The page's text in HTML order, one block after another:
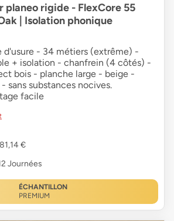
planeo rigide - FlexCore 55
| Isolation phonique
d'usure - 34 métiers (extrême) -
+ isolation - chanfrein (4 côtés) -
bois - planche large - beige -
sans substances nocives.
facile
€
Journées
ÉCHANTILLON
PREMIUM